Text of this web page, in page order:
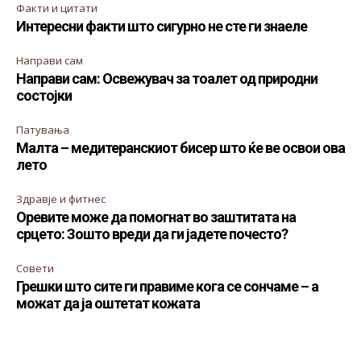
Факти и цитати
Интересни факти што сигурно не сте ги знаеле
Направи сам
Направи сам: Освежувач за тоалет од природни
состојки
Патувања
Малта – медитеранскиот бисер што ќе ве освои ова
лето
Здравје и фитнес
Оревите може да помогнат во заштитата на
срцето: Зошто вреди да ги јадете почесто?
Совети
Грешки што сите ги правиме кога се сончаме – а
можат да ја оштетат кожата